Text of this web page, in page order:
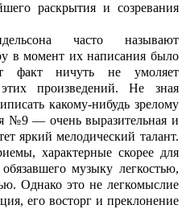
раскрытия и созревания
часто называют
в момент их написания было
факт ничуть не умоляет
этих произведений. Не зная
какому-нибудь зрелому
№9 — очень выразительная и
яркий мелодический талант.
характерные скорее для
музыку легкостью,
Однако это не легкомыслие
его восторг и преклонение